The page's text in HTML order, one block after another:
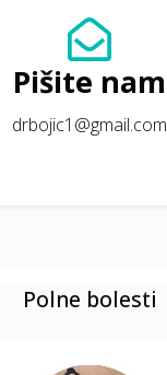
Pišite nam
drbojic1@gmail.com
Polne bolesti